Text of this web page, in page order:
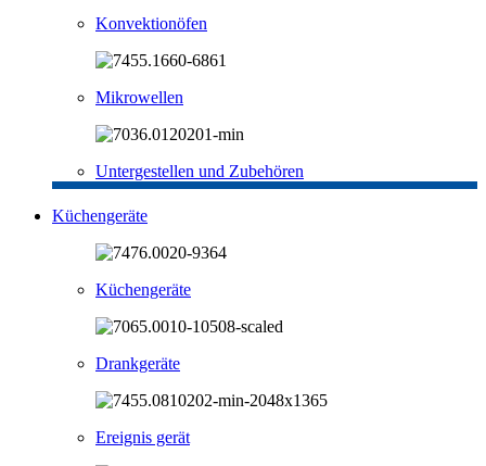
Konvektionöfen
Mikrowellen
Untergestellen und Zubehören
Küchengeräte
Küchengeräte
Drankgeräte
Ereignis gerät